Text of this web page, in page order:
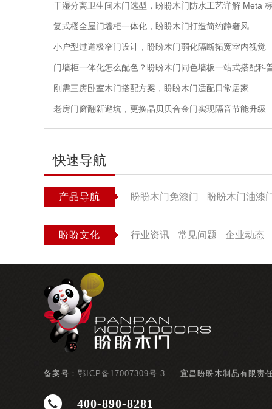
干湿分离卫生间木门选型，盼盼木门防水工艺详解 Meta
复式楼全屋门墙柜一体化，盼盼木门打造简约静奢风
小户型过道极窄门设计，盼盼木门弱化隔断拓宽室内视觉
门墙柜一体化怎么配色？盼盼木门同色墙板一站式搭配科
刚需三房卧室木门搭配方案，盼盼木门适配日常居家
老房门窗翻新避坑，更换晶贝贝合金门实现隔音节能升级
快速导航
产品导航 盼盼木门免漆门 盼盼木门油漆
盼盼文化 行业资讯 常见问题 企业动态
备案号： 鄂ICP备17007309号-3 宜昌盼盼木制品有限责
400-890-8281